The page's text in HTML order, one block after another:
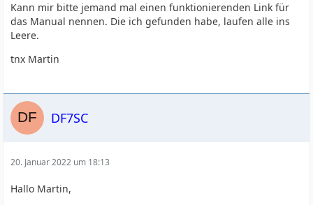
Kann mir bitte jemand mal einen funktionierenden Link für
das Manual nennen. Die ich gefunden habe, laufen alle ins
Leere.
tnx Martin
DF7SC
20. Januar 2022 um 18:13
Hallo Martin,